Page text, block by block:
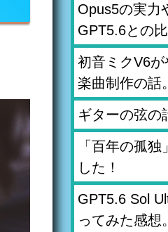
Opus5の実力
GPT5.6との
初音ミクV6が
楽曲制作の話。
ギターの弦の
「百年の孤
した！
GPT5.6 Sol
ってみた感想